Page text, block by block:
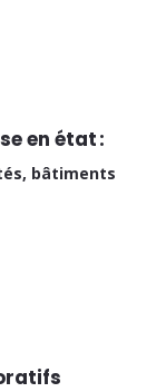
en état :
bâtiments